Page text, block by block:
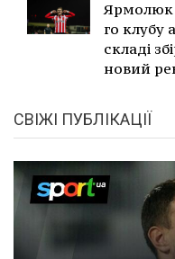
Ярмолюк
го клубу
складі
новий
СВІЖІ ПУБЛІКАЦІЇ